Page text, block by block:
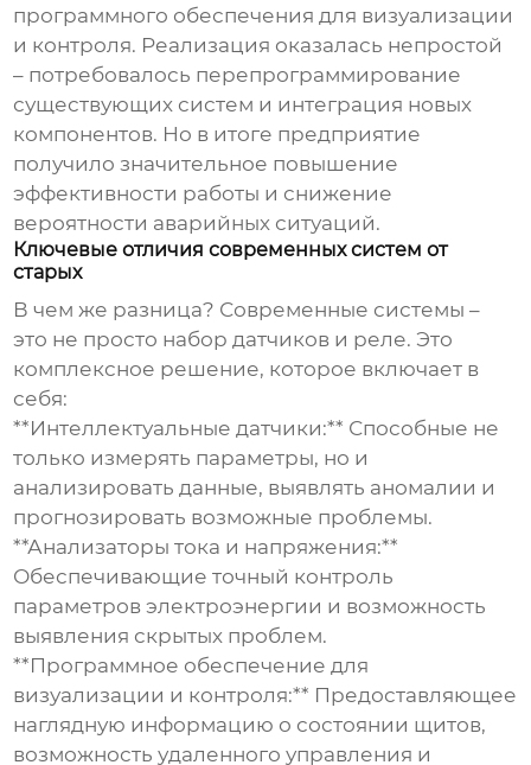
программного обеспечения для визуализации
и контроля. Реализация оказалась непростой
– потребовалось перепрограммирование
существующих систем и интеграция новых
компонентов. Но в итоге предприятие
получило значительное повышение
эффективности работы и снижение
вероятности аварийных ситуаций.
Ключевые отличия современных систем от
старых
В чем же разница? Современные системы –
это не просто набор датчиков и реле. Это
комплексное решение, которое включает в
себя:
**Интеллектуальные датчики:** Способные не
только измерять параметры, но и
анализировать данные, выявлять аномалии и
прогнозировать возможные проблемы.
**Анализаторы тока и напряжения:**
Обеспечивающие точный контроль
параметров электроэнергии и возможность
выявления скрытых проблем.
**Программное обеспечение для
визуализации и контроля:** Предоставляющее
наглядную информацию о состоянии щитов,
возможность удаленного управления и